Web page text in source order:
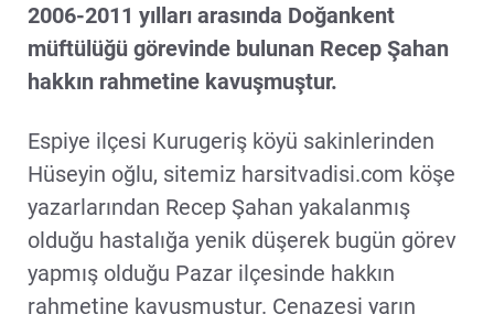
2006-2011 yılları arasında Doğankent
müftülüğü görevinde bulunan Recep Şahan
hakkın rahmetine kavuşmuştur.
Espiye ilçesi Kurugeriş köyü sakinlerinden
Hüseyin oğlu, sitemiz harsitvadisi.com köşe
yazarlarından Recep Şahan yakalanmış
olduğu hastalığa yenik düşerek bugün görev
yapmış olduğu Pazar ilçesinde hakkın
rahmetine kavuşmuştur. Cenazesi yarın